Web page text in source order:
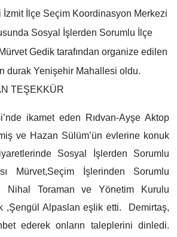
İzmit İlçe Seçim Koordinasyon Merkezi
Sosyal İşlerden Sorumlu İlçe
Mürvet Gedik tarafından organize edilen
durak Yenişehir Mahallesi oldu.
TEŞEKKÜR
ikamet eden Rıdvan-Ayşe Aktop
ve Hazan Sülüm’ün evlerine konuk
Sosyal İşlerden Sorumlu
Mürvet,Seçim İşlerinden Sorumlu
Nihal Toraman ve Yönetim Kurulu
,Şengül Alpaslan eşlik etti. Demirtaş,
ederek onların taleplerini dinledi.